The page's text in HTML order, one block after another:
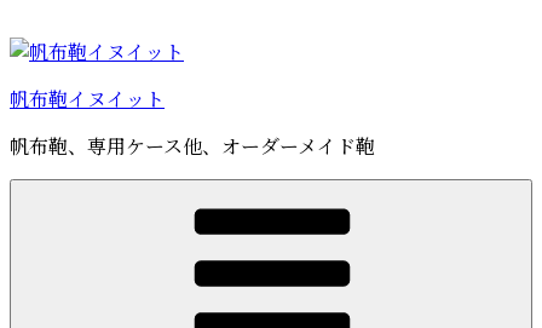
ン
ン
ツ
へ
ス
帆布鞄イヌイット
帆布鞄、専用ケース他、オーダーメイド鞄